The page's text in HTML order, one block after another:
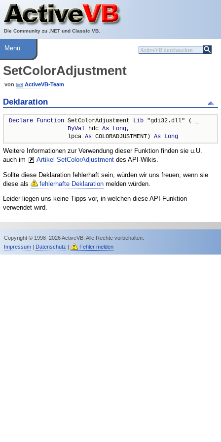
Die Community zu .NET und Classic VB.
Über ActiveVB
Hilfe
Menü
SetColorAdjustment
von ActiveVB-Team
Deklaration
Declare Function SetColorAdjustment Lib "gdi32.dll" ( _
ByVal hdc As Long, _
                 lpca
As COLORADJUSTMENT) As Long
Weitere Informationen zur Verwendung dieser Funktion finden sie u.U.
auch im
Artikel SetColorAdjustment des API-Wikis.
Sollte diese Deklaration fehlerhaft sein, würden wir uns freuen, wenn sie
diese als
fehlerhafte Deklaration melden würden.
Leider liegen uns keine Tipps vor, in welchen diese API-Funktion
verwendet wird.
Copyright © 1998–2026 ActiveVB. Alle Rechte vorbehalten.
Impressum| Datenschutz | Fehler melden